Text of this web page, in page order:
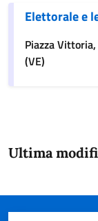
Elettorale e
Piazza
(VE)
Ultima